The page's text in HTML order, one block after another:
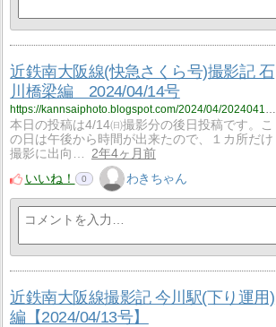
近鉄南大阪線(快急さくら号)撮影記 石
川橋梁編 2024/04/14号
本日の投稿は4/14㈰撮影分の後日投稿です。こ
の日は午後から時間が出来たので、１カ所だけ
撮影に出向…
2年4ヶ月前
いいね！
0 わきちゃん
近鉄南大阪線撮影記 今川駅(下り運用)
編【2024/04/13号】